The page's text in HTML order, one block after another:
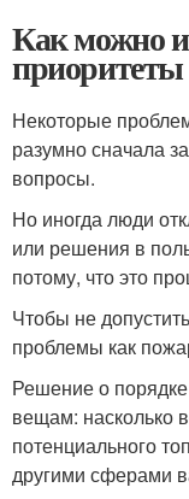
Как можно
приоритеты
Некоторые
разумно сначала
вопросы.
Но иногда люди
или решения в
потому, что это
Чтобы не
проблемы как
Решение о
вещам: насколько
потенциального
другими сферами